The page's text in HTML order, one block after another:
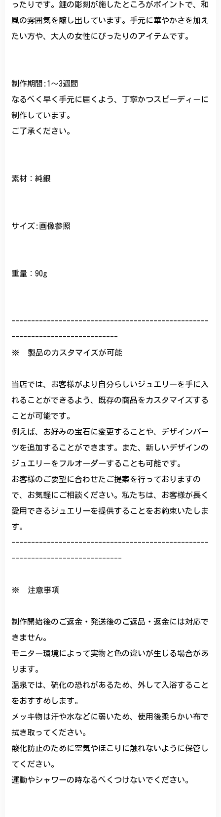
ったりです。鯉の彫刻が施したところがポイントで、和
風の雰囲気を醸し出しています。手元に華やかさを加え
たい方や、大人の女性にぴったりのアイテムです。
制作期間:1〜3週間
なるべく早く手元に届くよう、丁寧かつスピーディーに
制作しています。
ご了承ください。
素材：純銀
サイズ:画像参照
重量：90g
--------------------------------------------------
---------------------------
※ 製品のカスタマイズが可能
当店では、お客様がより自分らしいジュエリーを手に入
れることができるよう、既存の商品をカスタマイズする
ことが可能です。
例えば、お好みの宝石に変更することや、デザインパー
ツを追加することができます。また、新しいデザインの
ジュエリーをフルオーダーすることも可能です。
お客様のご要望に合わせたご提案を行っておりますの
で、お気軽にご相談ください。私たちは、お客様が長く
愛用できるジュエリーを提供することをお約束いたしま
す。
--------------------------------------------------
----------------------------
※ 注意事項
制作開始後のご返金・発送後のご返品・返金には対応で
きません。
モニター環境によって実物と色の違いが生じる場合があ
ります。
温泉では、硫化の恐れがあるため、外して入浴すること
をおすすめします。
メッキ物は汗や水などに弱いため、使用後柔らかい布で
拭き取ってください。
酸化防止のために空気やほこりに触れないように保管し
てください。
運動やシャワーの時なるべくつけないでください。